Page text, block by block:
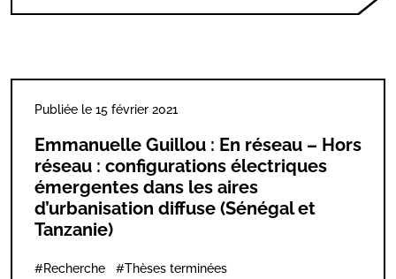
Publiée le 15 février 2021
Emmanuelle Guillou : En réseau – Hors
réseau : configurations électriques
émergentes dans les aires
d’urbanisation diffuse (Sénégal et
Tanzanie)
#Recherche #Thèses terminées